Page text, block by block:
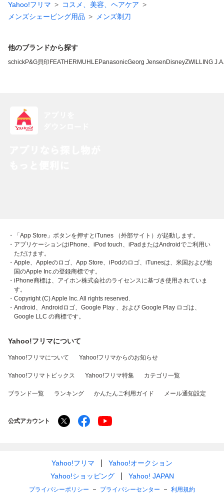
Yahoo!フリマ
コスメ、美容、ヘアケア
メンズシェービング用品
メンズ剃刀
他のブランドから探す
schickP&G貝印 FEATHER MUHLEPanasonicGeorg Jensen DisneyZWILLING
・「App Store」ボタンを押すとiTunes （外部サイト）が起動します。
・アプリケーションはiPhone、iPod touch、iPadまたはAndroidでご利用い
ただけます。
・Apple、Appleのロゴ、App Store、iPodのロゴ、iTunesは、米国および他
国のApple Inc.の登録商標です。
・iPhone商標は、アイホン株式会社のライセンスに基づき使用されていま
す。
・Copyright (C) Apple Inc. All rights reserved.
・Android、Androidロゴ、Google Play 、および Google Play ロゴは、
Google LLC の商標です。
Yahoo!フリマについて
Yahoo!フリマについて Yahoo!フリマからのお知らせ
Yahoo!フリマトピックス Yahoo!フリマ特集 カテゴリ一覧
ブランド一覧 ランキング かんたんご利用ガイド メール通知設定
公式アカウント
Yahoo!フリマ
Yahoo!オークション
Yahoo!ショッピング
Yahoo! JAPAN
プライバシーポリシー プライバシーセンター 利用規約